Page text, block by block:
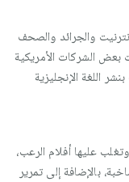
والجرائد والصحف
بعض الشركات الأمريكية
اللغة الإنجليزية
عليها أفلام الرعب،
بالإضافة إلى تمرير